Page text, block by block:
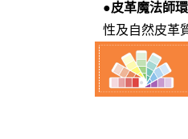
●皮革魔法師
性及自然皮革